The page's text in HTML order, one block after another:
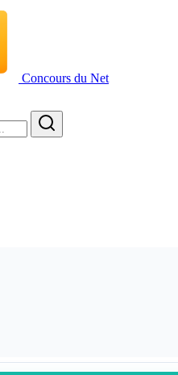
Concours du Net